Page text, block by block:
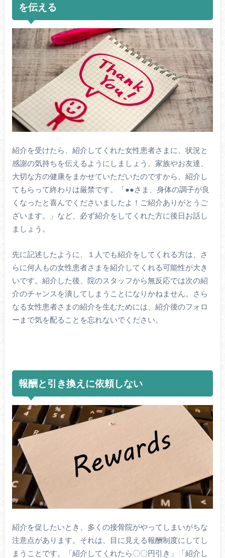
を伝える
紹介を受けたら、紹介してくれた女性患者さまに、状況と
感謝の気持ちを伝えるようにしましょう。家族やお友達、
大切な方の健康をまかせていただいたのですから、紹介し
てもらって終わりは厳禁です。「●●さま、身体の調子が良
くなったと喜んでくださいましたよ！ご紹介ありがとうご
ざいます。」など、必ず紹介をしてくれた方に後日お話し
ましょう。
先に記述したように、１人でも紹介をしてくれる方は、さ
らに何人もの女性患者さまを紹介してくれる可能性が大き
いです。紹介した後、院のスタッフから無反応では次の紹
介のチャンスを潰してしまうことになりかねません。さら
なる女性患者さまの紹介を生むためには、紹介後のフォロ
ーまで気を配ることを忘れないでください。
報酬と引き換えに依頼しない
紹介を促したいとき、多くの接骨院がやってしまいがちな
注意点があります。それは、目に見える報酬制度にしてし
まうことです。「紹介してくれたら〇〇円引き」「紹介し